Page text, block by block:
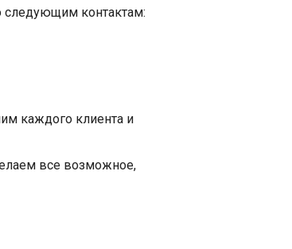
следующим контактам:
каждого клиента и
все возможное,